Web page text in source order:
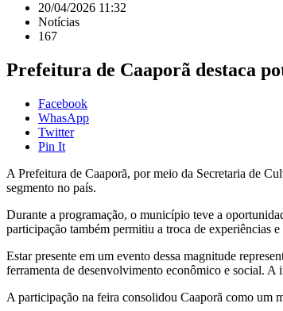
20/04/2026 11:32
Notícias
167
Prefeitura de Caaporã destaca
Facebook
WhasApp
Twitter
Pin It
A Prefeitura de Caaporã, por meio da Secretaria de
segmento no país.
Durante a programação, o município teve a
participação também permitiu a troca de experiências
Estar presente em um evento dessa magnitude
ferramenta de desenvolvimento econômico e social.
A participação na feira consolidou Caaporã como um